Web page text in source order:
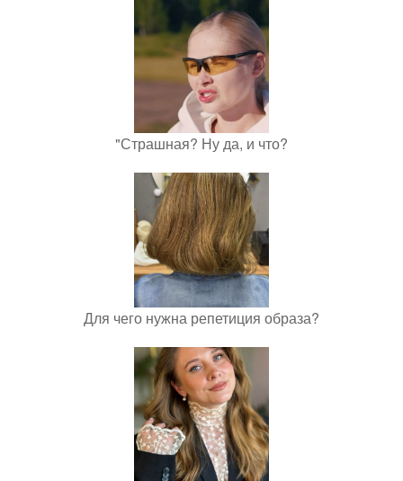
"Страшная? Ну да, и что?
Для чего нужна репетиция образа?